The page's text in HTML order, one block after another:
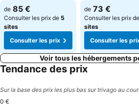
de 85 €
Consulter les prix de 5
sites
Consulter les prix
de 73 €
Consulter les prix de
sites
Consulter les
Voir tous les hébergements
Tendance des prix
Sur la base des prix les plus bas sur trivago au
0 €